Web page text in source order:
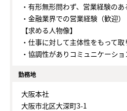
・有形無形問わず、営業経験のあ
・金融業界での営業経験（歓迎）
【求める人物像】
・仕事に対して主体性をもって
・協調性がありコミュニケーシ
勤務地
大阪本社
大阪市北区大深町3-1